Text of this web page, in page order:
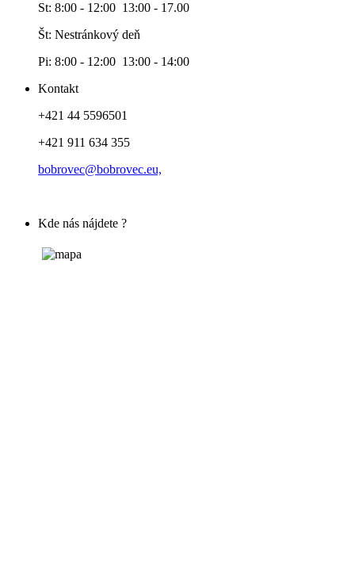
St: 8:00 - 12:00 13:00 - 17.00
Št: Nestránkový deň
Pi: 8:00 - 12:00 13:00 - 14:00
Kontakt
+421 44 5596501
+421 911 634 355
bobrovec@bobrovec.eu,
Kde nás nájdete ?